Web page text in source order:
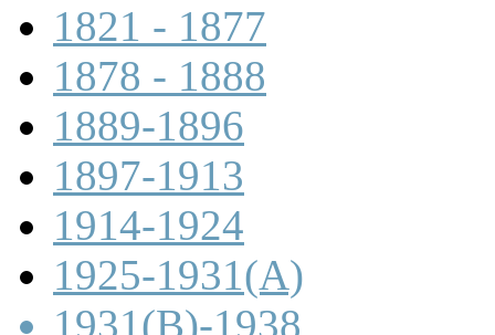
1821 - 1877
1878 - 1888
1889-1896
1897-1913
1914-1924
1925-1931(A)
1931(B)-1938